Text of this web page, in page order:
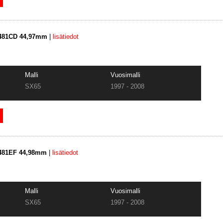
44,97mm lisätiedot
Malli
Vuosimalli
SX65
1997 - 2008
44,98mm lisätiedot
Malli
Vuosimalli
SX65
1997 - 2008